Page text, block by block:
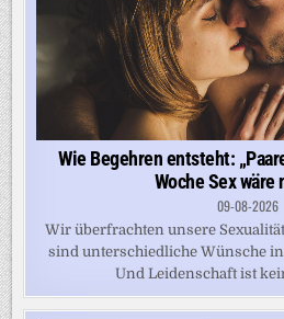
Wie Begehren entsteht:
Woche Sex wäre
09-08-2026
Wir überfrachten unsere
sind unterschiedliche Wünsche
Und Leidenschaft ist